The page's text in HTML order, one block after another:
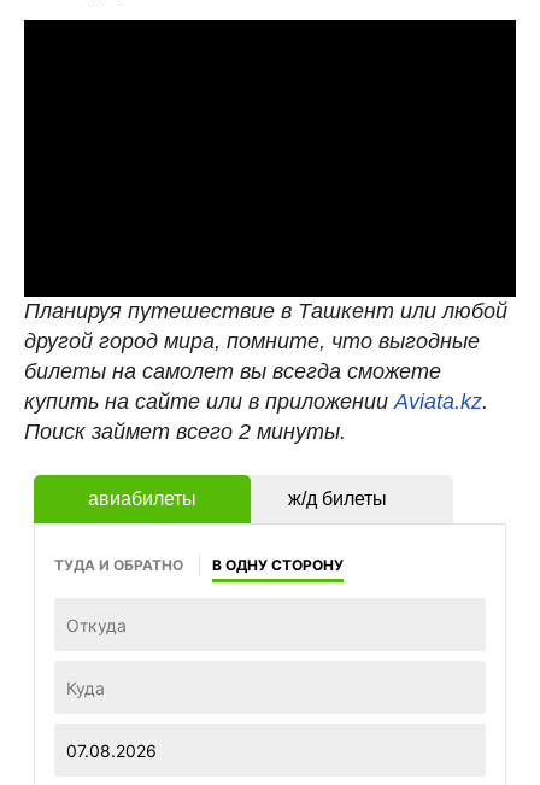
Планируя путешествие в Ташкент или любой
другой город мира, помните, что выгодные
билеты на самолет вы всегда сможете
купить на сайте или в приложенииAviata.kz.
Поиск займет всего 2 минуты.